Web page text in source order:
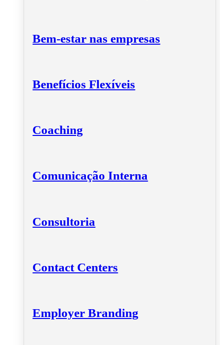
Bem-estar nas empresas
Benefícios Flexíveis
Coaching
Comunicação Interna
Consultoria
Contact Centers
Employer Branding